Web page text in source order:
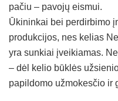
pačiu – pavojų eismui.
Ūkininkai bei perdirbimo
produkcijos, nes kelias
yra sunkiai įveikiamas.
– dėl kelio būklės
papildomo užmokesčio ir